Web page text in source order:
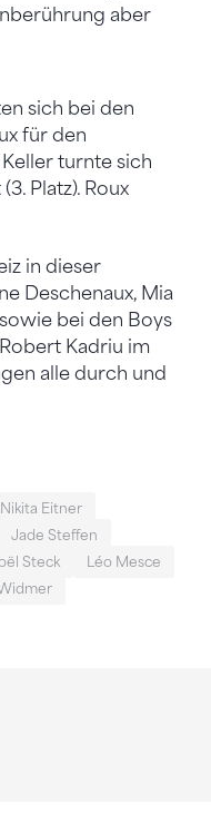
aber
sich bei den
für den
turnte sich
Platz). Roux
in dieser
Deschenaux, Mia
bei den Boys
Kadriu im
alle durch und
Nikita Eitner
Jade Steffen
Steck
Léo Mesce
Widmer